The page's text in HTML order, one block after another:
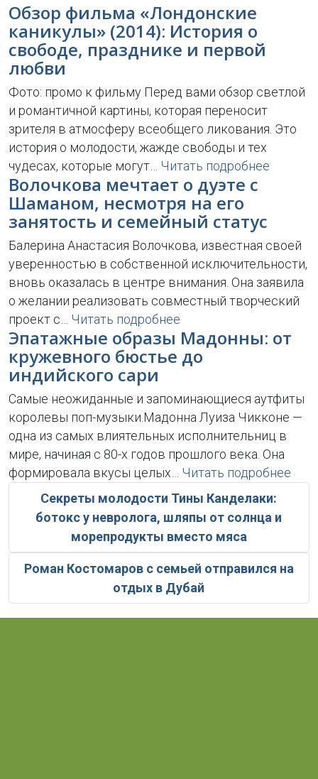
Обзор фильма «Лондонские
каникулы» (2014): История о
свободе, празднике и первой
любви
Фото: промо к фильму Перед вами обзор светлой
и романтичной картины, которая переносит
зрителя в атмосферу всеобщего ликования. Это
история о молодости, жажде свободы и тех
чудесах, которые могут… Читать подробнее
Волочкова мечтает о дуэте с
Шаманом, несмотря на его
занятость и семейный статус
Балерина Анастасия Волочкова, известная своей
уверенностью в собственной исключительности,
вновь оказалась в центре внимания. Она заявила
о желании реализовать совместный творческий
проект с… Читать подробнее
Эпатажные образы Мадонны: от
кружевного бюстье до
индийского сари
Самые неожиданные и запоминающиеся аутфиты
королевы поп-музыки.Мадонна Луиза Чикконе —
одна из самых влиятельных исполнительниц в
мире, начиная с 80-х годов прошлого века. Она
формировала вкусы целых… Читать подробнее
Секреты молодости Тины Канделаки:
ботокс у невролога, шляпы от солнца и
морепродукты вместо мяса
Роман Костомаров с семьей отправился на
отдых в Дубай